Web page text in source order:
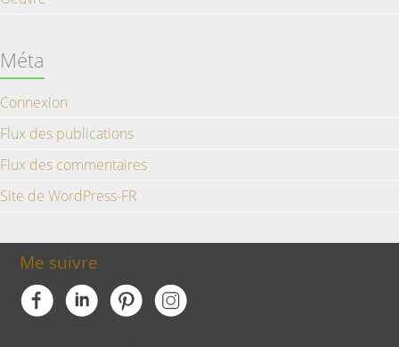
Méta
Connexion
Flux des publications
Flux des commentaires
Site de WordPress-FR
Me suivre